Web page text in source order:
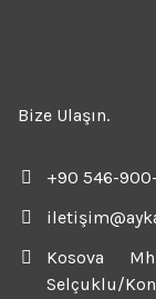
Bize Ulaşın.
+90 546-
Kosova
Selçuklu/